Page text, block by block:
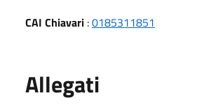
CAI Chiavari :0185311851
Allegati